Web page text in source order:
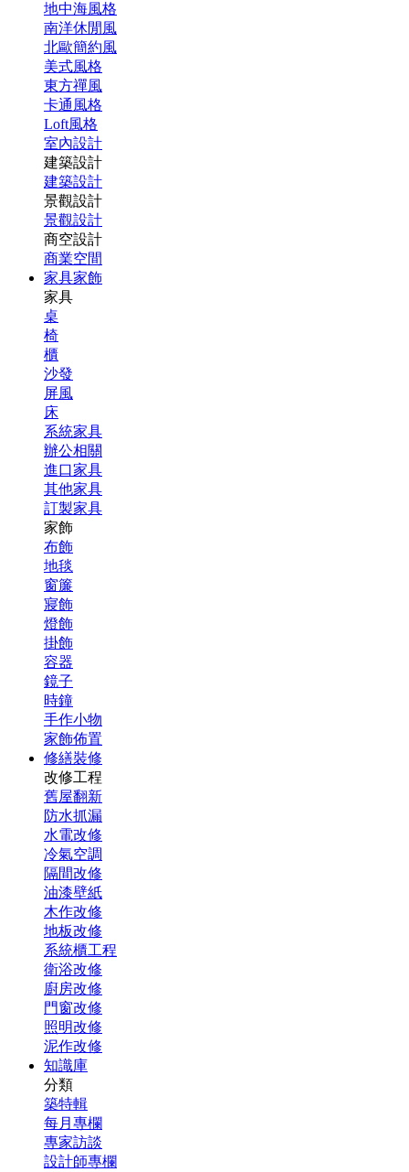
地中海風格
南洋休閒風
北歐簡約風
美式風格
東方禪風
卡通風格
Loft風格
室內設計
建築設計
建築設計
景觀設計
景觀設計
商空設計
商業空間
家具家飾
家具
桌
椅
櫃
沙發
屏風
床
系統家具
辦公相關
進口家具
其他家具
訂製家具
家飾
布飾
地毯
窗簾
寢飾
燈飾
掛飾
容器
鏡子
時鐘
手作小物
家飾佈置
修繕裝修
改修工程
舊屋翻新
防水抓漏
水電改修
冷氣空調
隔間改修
油漆壁紙
木作改修
地板改修
系統櫃工程
衛浴改修
廚房改修
門窗改修
照明改修
泥作改修
知識庫
分類
築特輯
每月專欄
專家訪談
設計師專欄